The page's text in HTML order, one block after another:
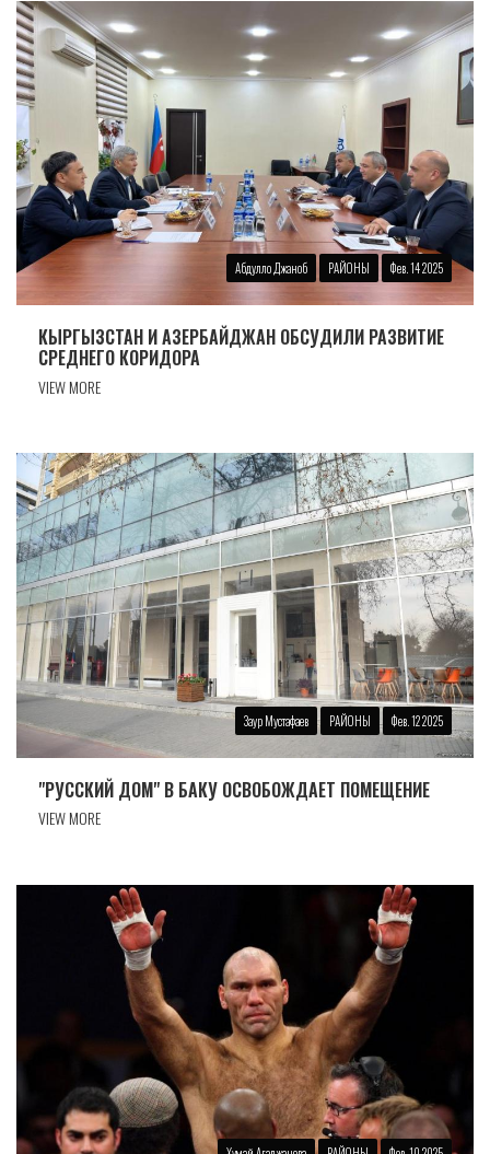
Абдулло Джаноб РАЙОНЫ Фев. 14 2025
КЫРГЫЗСТАН И АЗЕРБАЙДЖАН ОБСУДИЛИ РАЗВИТИЕ
СРЕДНЕГО КОРИДОРА
VIEW MORE
Заур Мустафаев РАЙОНЫ Фев. 12 2025
"РУССКИЙ ДОМ" В БАКУ ОСВОБОЖДАЕТ ПОМЕЩЕНИЕ
VIEW MORE